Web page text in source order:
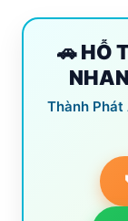
🚗 HỖ
Thành Phát